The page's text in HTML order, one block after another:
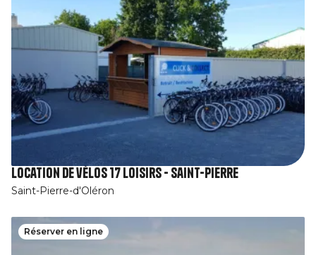
Location de vélos 17 Loisirs - Saint-Pierre
Saint-Pierre-d'Oléron
Réserver en ligne